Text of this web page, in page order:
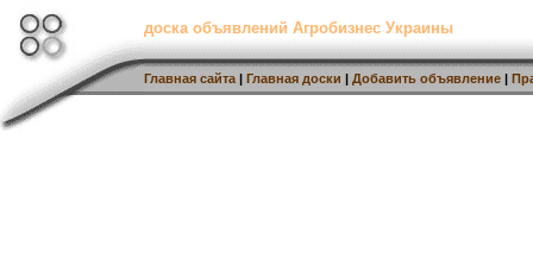
доска объявлений Агробизнес Украины
Главная сайта | Главная доски | Добавить объявление |